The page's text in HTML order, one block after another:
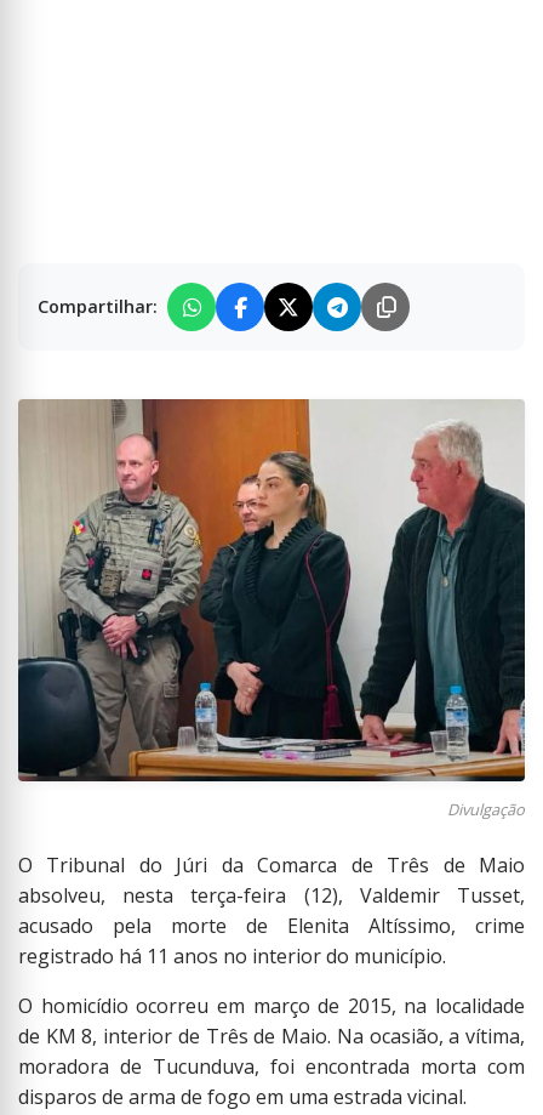
Compartilhar:
Divulgação
O Tribunal do Júri da Comarca de Três de Maio
absolveu, nesta terça-feira (12), Valdemir Tusset,
acusado pela morte de Elenita Altíssimo, crime
registrado há 11 anos no interior do município.
O homicídio ocorreu em março de 2015, na localidade
de KM 8, interior de Três de Maio. Na ocasião, a vítima,
moradora de Tucunduva, foi encontrada morta com
disparos de arma de fogo em uma estrada vicinal.